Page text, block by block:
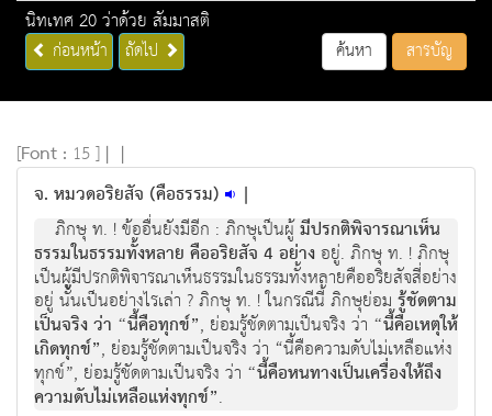
นิทเทศ 20 ว่าด้วย สัมมาสติ
ก่อนหน้า ถัดไป ค้นหา สารบัญ
[Font : 15 ] | |
จ. หมวดอริยสัจ (คือธรรม) |
ภิกษุ ท. ! ข้ออื่นยังมีอีก : ภิกษุเป็นผู้มีปรกติพิจารณาเห็น
ธรรมในธรรมทั้งหลาย คืออริยสัจ 4 อย่างอยู่. ภิกษุ ท. ! ภิกษุ
เป็นผู้มีปรกติพิจารณาเห็นธรรมในธรรมทั้งหลายคืออริยสัจสี่อย่าง
อยู่ นั้นเป็นอย่างไรเล่า ? ภิกษุ ท. ! ในกรณีนี้ ภิกษุย่อมรู้ชัดตาม
เป็นจริง ว่า “นี้คือทุกข์”, ย่อมรู้ชัดตามเป็นจริง ว่า “นี้คือเหตุให้
เกิดทุกข์”, ย่อมรู้ชัดตามเป็นจริง ว่า “นี้คือความดับไม่เหลือแห่ง
ทุกข์”, ย่อมรู้ชัดตามเป็นจริง ว่า “นี้คือหนทางเป็นเครื่องให้ถึง
ความดับไม่เหลือแห่งทุกข์”.